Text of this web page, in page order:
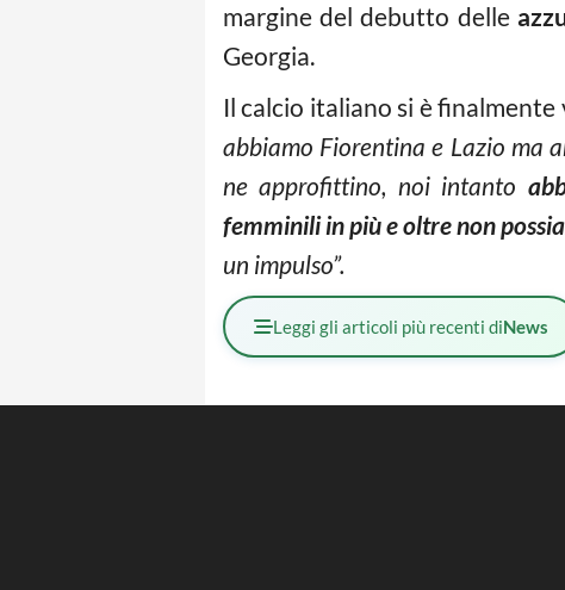
margine del debutto delle
Georgia.
Il calcio italiano si è
abbiamo Fiorentina e Lazio ma
ne approfittino, noi intanto
femminili in più e oltre non
un impulso”.
Leggi gli articoli più recenti diNews